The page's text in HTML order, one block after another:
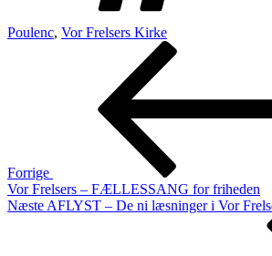
Poulenc, Vor Frelsers Kirke
Indlægsnavigation
Forrige
Vor Frelsers – FÆLLESSANG for friheden
Næste
Næste AFLYST – De ni læsninger i Vor